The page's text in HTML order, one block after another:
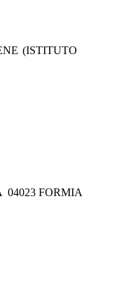
(ISTITUTO
04023 FORMIA